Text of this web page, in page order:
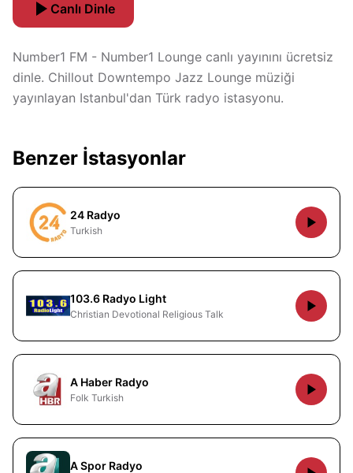
Canlı Dinle
Number1 FM - Number1 Lounge canlı yayınını ücretsiz
dinle. Chillout Downtempo Jazz Lounge müziği
yayınlayan Istanbul'dan Türk radyo istasyonu.
Benzer İstasyonlar
24 Radyo
Turkish
103.6 Radyo Light
Christian Devotional Religious Talk
A Haber Radyo
Folk Turkish
A Spor Radyo